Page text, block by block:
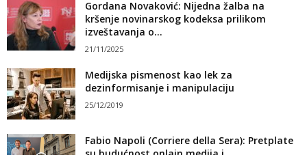
Gordana Novaković: Nijedna žalba na
kršenje novinarskog kodeksa prilikom
izveštavanja o...
21/11/2025
Medijska pismenost kao lek za
dezinformisanje i manipulaciju
25/12/2019
Fabio Napoli (Corriere della Sera): Pretplate